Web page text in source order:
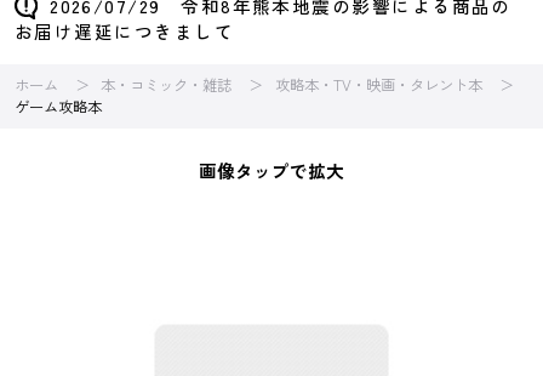
2026/07/29 令和8年熊本地震の影響による商品の
お届け遅延につきまして
ホーム 本・コミック・雑誌
攻略本・TV・映画・タレント本
ゲーム攻略本
画像タップで拡大